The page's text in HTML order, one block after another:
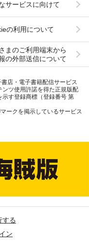
サービスに向けて
の利用について
まのご利用端末から
の外部送信について
店・電子書籍配信サービス
ンツ使用許諾を得た正規版配
す登録商標（登録番号 第
ークを掲示しているサービス
する
ン